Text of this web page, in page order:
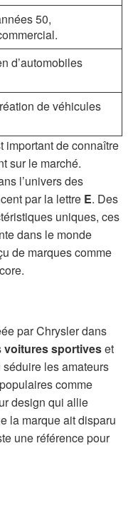
50,
d’automobiles
de véhicules
important de connaître
sur le marché.
l’univers des
par la lettre E. Des
uniques, ces
dans le monde
de marques comme
par Chrysler dans
voitures sportiveset
les amateurs
comme
design qui allie
la marque ait disparu
une référence pour